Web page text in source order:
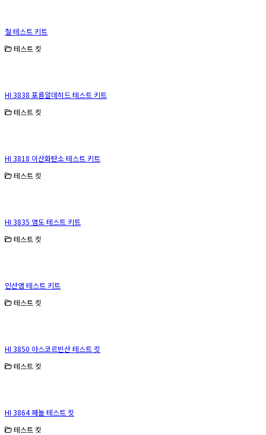
철 테스트 키트
테스트 킷
HI 3838 포름알데히드 테스트 키트
테스트 킷
HI 3818 이산화탄소 테스트 키트
테스트 킷
HI 3835 염도 테스트 키트
테스트 킷
인산염 테스트 키트
테스트 킷
HI 3850 아스코르빈산 테스트 킷
테스트 킷
HI 3864 페놀 테스트 킷
테스트 킷